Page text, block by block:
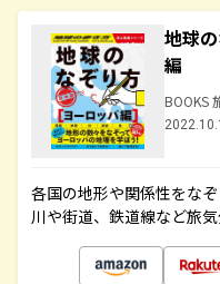
地球
編
BOOKS
各国の地形や関係性をな
川や街道、鉄道線など旅